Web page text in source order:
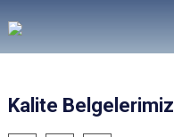
Kalite Belgelerimiz